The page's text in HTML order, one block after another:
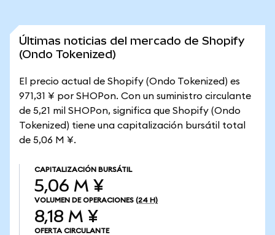
Últimas noticias del mercado de Shopify
(Ondo Tokenized)
El precio actual de Shopify (Ondo Tokenized) es
971,31 ¥ por SHOPon. Con un suministro circulante
de 5,21 mil SHOPon, significa que Shopify (Ondo
Tokenized) tiene una capitalización bursátil total
de 5,06 M ¥.
CAPITALIZACIÓN BURSÁTIL
5,06 M ¥
VOLUMEN DE OPERACIONES (24 H)
8,18 M ¥
OFERTA CIRCULANTE